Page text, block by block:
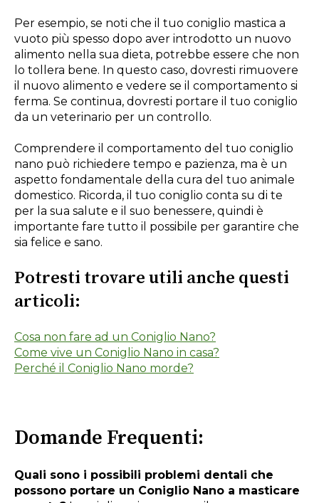
Per esempio, se noti che il tuo coniglio mastica a
vuoto più spesso dopo aver introdotto un nuovo
alimento nella sua dieta, potrebbe essere che non
lo tollera bene. In questo caso, dovresti rimuovere
il nuovo alimento e vedere se il comportamento si
ferma. Se continua, dovresti portare il tuo coniglio
da un veterinario per un controllo.
Comprendere il comportamento del tuo coniglio
nano può richiedere tempo e pazienza, ma è un
aspetto fondamentale della cura del tuo animale
domestico. Ricorda, il tuo coniglio conta su di te
per la sua salute e il suo benessere, quindi è
importante fare tutto il possibile per garantire che
sia felice e sano.
Potresti trovare utili anche questi
articoli:
Cosa non fare ad un Coniglio Nano?
Come vive un Coniglio Nano in casa?
Perché il Coniglio Nano morde?
Domande Frequenti:
Quali sono i possibili problemi dentali che
possono portare un Coniglio Nano a masticare